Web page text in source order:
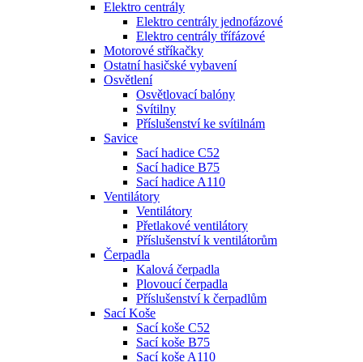
Elektro centrály
Elektro centrály jednofázové
Elektro centrály třífázové
Motorové stříkačky
Ostatní hasičské vybavení
Osvětlení
Osvětlovací balóny
Svítilny
Příslušenství ke svítilnám
Savice
Sací hadice C52
Sací hadice B75
Sací hadice A110
Ventilátory
Ventilátory
Přetlakové ventilátory
Příslušenství k ventilátorům
Čerpadla
Kalová čerpadla
Plovoucí čerpadla
Příslušenství k čerpadlům
Sací Koše
Sací koše C52
Sací koše B75
Sací koše A110